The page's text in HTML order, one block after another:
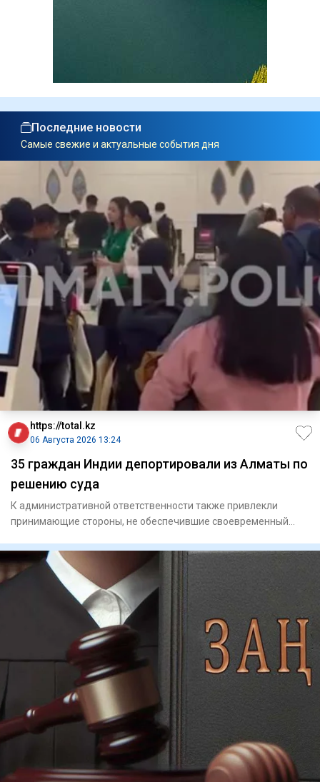
Последние новости
Самые свежие и актуальные события дня
https://total.kz
06 Августа 2026 13:24
35 граждан Индии депортировали из Алматы по
решению суда
К административной ответственности также привлекли
принимающие стороны, не обеспечившие своевременный